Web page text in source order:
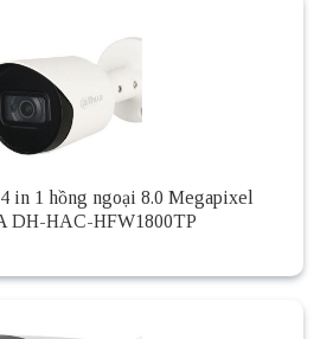
in 1 hồng ngoại 8.0 Megapixel
DH-HAC-HFW1800TP